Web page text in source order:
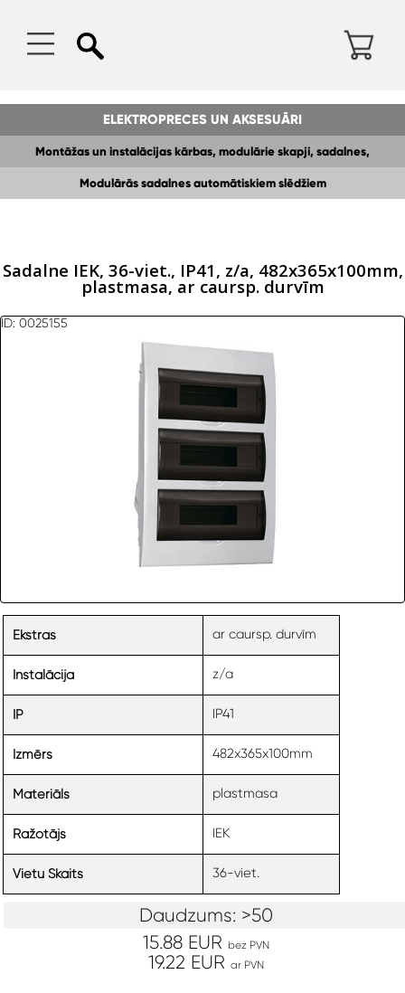
ELEKTROPRECES UN AKSESUĀRI
Montāžas un instalācijas kārbas, modulārie skapji, sadalnes,
kopnes,DIN sliedes
Modulārās sadalnes automātiskiem slēdžiem
Sadalne IEK, 36-viet., IP41, z/a, 482x365x100mm,
plastmasa, ar caursp. durvīm
ID: 0025155
Ekstras ar caursp. durvīm
Instalācija z/a
IP IP41
Izmērs 482x365x100mm
Materiāls plastmasa
Ražotājs IEK
Vietu Skaits 36-viet.
Daudzums: >50
15.88 EUR bez PVN
19.22 EUR ar PVN